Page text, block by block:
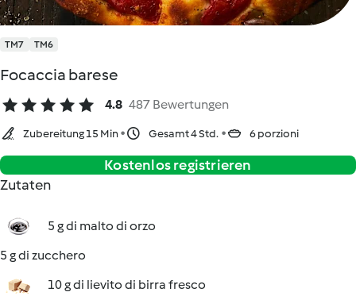
TM7 TM6
Focaccia barese
4.8 487 Bewertungen
Zubereitung 15 Min Gesamt 4 Std. 6 porzioni
Kostenlos registrieren
Zutaten
5 g di malto di orzo
5 g di zucchero
10 g di lievito di birra fresco